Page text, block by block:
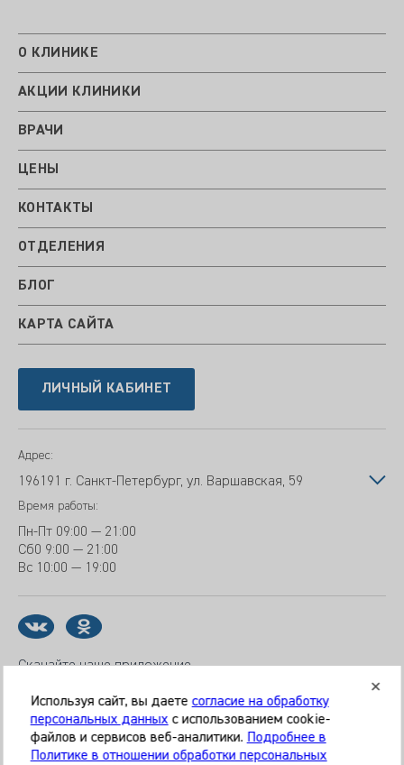
О КЛИНИКЕ
АКЦИИ КЛИНИКИ
ВРАЧИ
ЦЕНЫ
КОНТАКТЫ
ОТДЕЛЕНИЯ
БЛОГ
КАРТА САЙТА
ЛИЧНЫЙ КАБИНЕТ
Адрес:
196191 г. Санкт-Петербург, ул. Варшавская, 59
Время работы:
Пн-Пт 09:00 — 21:00
Сб0 9:00 — 21:00
Вс 10:00 — 19:00
Скачайте наше приложение
© 2026 Клиника «МЕДИКАЛ ОН ГРУП»
Используя сайт, вы даете согласие на обработку
персональных данныхс использованием cookie-
файлов и сервисов веб-аналитики. Подробнее в
Политике в отношении обработки персональных